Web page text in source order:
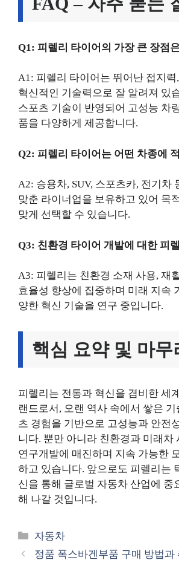
Q1: 피렐리 타이어의 가장 큰 장점
A1: 피렐리 타이어는 뛰어난 접지력
혁신적인 기술력으로 잘 알려져 있
스포츠 기술이 반영되어 고성능 차
품을 다양하게 제공합니다.
Q2: 피렐리 타이어는 어떤 차종에
A2: 승용차, SUV, 스포츠카, 전기차
맞춘 라이너업을 보유하고 있어 목
맞게 선택할 수 있습니다.
Q3: 친환경 타이어 개발에 대한 피
A3: 피렐리는 친환경 소재 사용, 재
효율성 향상에 집중하며 미래 지속
양한 혁신 기술을 연구 중입니다.
핵심 요약 및 마무
피렐리는 전통과 혁신을 겸비한 세
랜드로서, 오랜 역사 속에서 쌓은
츠 경험을 기반으로 고성능과 안전
니다. 뿐만 아니라 친환경과 미래차
연구개발에 매진하며 지속 가능한
하고 있습니다. 앞으로도 피렐리는
신을 통해 글로벌 자동차 산업에 중
해 나갈 것입니다.
카
테
자동차
정품 폭스바겐부품 구매 방법과